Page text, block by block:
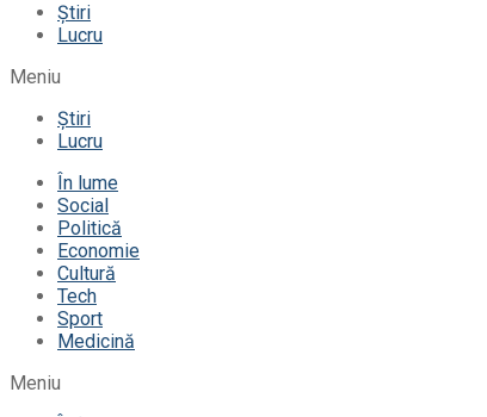
Știri
Lucru
Meniu
Știri
Lucru
În lume
Social
Politică
Economie
Cultură
Tech
Sport
Medicină
Meniu